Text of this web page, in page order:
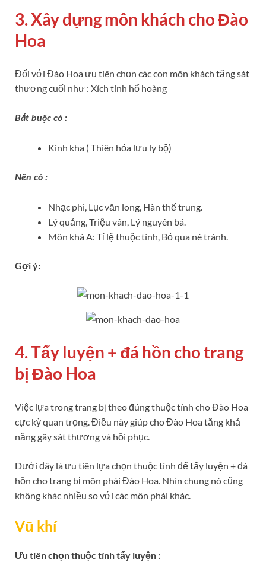
3. Xây dựng môn khách cho Đào
Hoa
Đối với Đào Hoa ưu tiên chọn các con môn khách tăng sát
thương cuối như : Xích tinh hổ hoàng
Bắt buộc có :
Kinh kha ( Thiên hỏa lưu ly bộ)
Nên có :
Nhạc phi, Lục văn long, Hàn thế trung.
Lý quảng, Triệu vân, Lý nguyên bá.
Môn khá A: Tỉ lệ thuộc tính, Bỏ qua né tránh.
Gợi ý:
4. Tẩy luyện + đá hồn cho trang
bị Đào Hoa
Việc lựa trong trang bị theo đúng thuộc tính cho Đào Hoa
cực kỳ quan trọng. Điều này giúp cho Đào Hoa tăng khả
năng gây sát thương và hồi phục.
Dưới đây là ưu tiên lựa chọn thuộc tính để tẩy luyện + đá
hồn cho trang bị môn phái Đào Hoa. Nhìn chung nó cũng
không khác nhiều so với các môn phái khác.
Vũ khí
Ưu tiên chọn thuộc tính tẩy luyện :